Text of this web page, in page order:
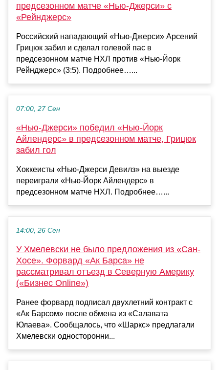
предсезонном матче «Нью‑Джерси» с
«Рейнджерс»
Российский нападающий «Нью‑Джерси» Арсений
Грицюк забил и сделал голевой пас в
предсезонном матче НХЛ против «Нью‑Йорк
Рейнджерс» (3:5). Подробнее…...
07:00, 27 Сен
«Нью‑Джерси» победил «Нью‑Йорк
Айлендерс» в предсезонном матче, Грицюк
забил гол
Хоккеисты «Нью‑Джерси Девилз» на выезде
переиграли «Нью‑Йорк Айлендерс» в
предсезонном матче НХЛ. Подробнее…...
14:00, 26 Сен
У Хмелевски не было предложения из «Сан-
Хосе». Форвард «Ак Барса» не
рассматривал отъезд в Северную Америку
(«Бизнес Online»)
Ранее форвард подписал двухлетний контракт с
«Ак Барсом» после обмена из «Салавата
Юлаева». Сообщалось, что «Шаркс» предлагали
Хмелевски односторонни...